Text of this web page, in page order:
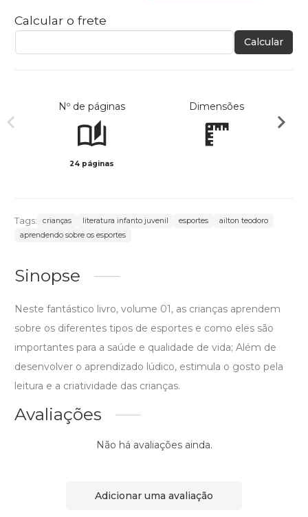
Calcular o frete
Calcular
Nº de páginas
24 páginas
Dimensões
Tags: crianças literatura infanto juvenil esportes
ailton teodoro
aprendendo sobre os esportes
Sinopse
Neste fantástico livro, volume 01, as crianças aprendem
sobre os diferentes tipos de esportes e como eles são
importantes para a saúde e qualidade de vida; Além de
desenvolver o aprendizado lúdico, estimula o gosto pela
leitura e a criatividade das crianças.
Avaliações
Não há avaliações ainda.
Adicionar uma avaliação